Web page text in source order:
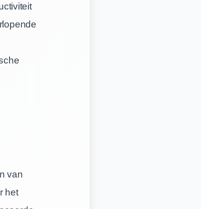
van
het